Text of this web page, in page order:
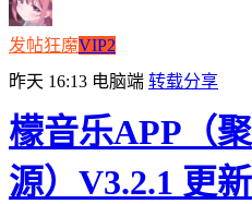
发帖狂魔VIP2
昨天 16:13 电脑端 转载分享
檬音乐APP（
源）V3.2.1 更